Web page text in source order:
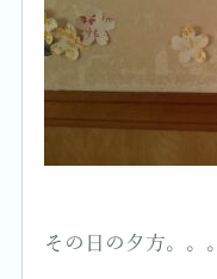
その日の夕方。。。